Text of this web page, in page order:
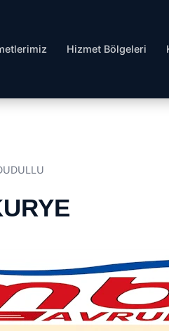
Hizmet Bölgeleri